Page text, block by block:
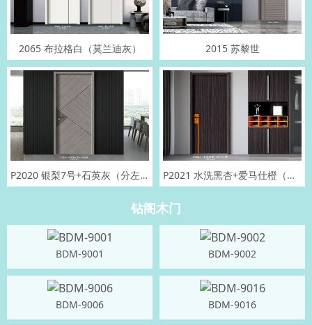
2065 布拉格白（莫兰迪灰） 2015 苏黎世
P2020 银梨7号+石英灰（分左右） P2021 水洗黑杏+爱马仕橙（分左右）
钻阁木门
BDM-9001 BDM-9002
BDM-9006 BDM-9016